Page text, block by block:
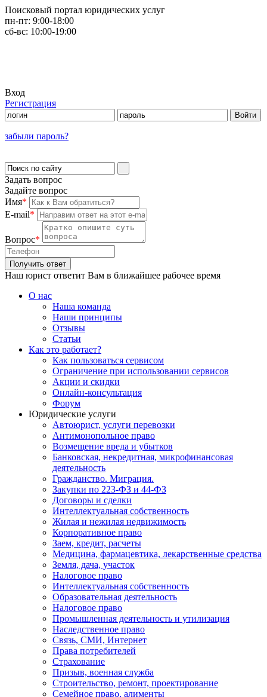
Поисковый портал юридических услуг
пн-пт: 9:00-18:00
сб-вс: 10:00-19:00
Вход
Регистрация
забыли пароль?
Задать вопрос
Задайте вопрос
Имя*
E-mail*
Вопрос*
Наш юрист ответит Вам в ближайшее рабочее время
О нас
Наша команда
Наши принципы
Отзывы
Статьи
Как это работает?
Как пользоваться сервисом
Ограничение при использовании сервисов
Акции и скидки
Онлайн-консультация
Форум
Юридические услуги
Автоюрист, услуги перевозки
Антимонопольное право
Возмещение вреда и убытков
Банковская, некредитная, микрофинансовая
деятельность
Гражданство. Миграция.
Закупки по 223-ФЗ и 44-ФЗ
Договоры и сделки
Интеллектуальная собственность
Жилая и нежилая недвижимость
Корпоративное право
Заем, кредит, расчеты
Медицина, фармацевтика, лекарственные средства
Земля, дача, участок
Налоговое право
Интеллектуальная собственность
Образовательная деятельность
Налоговое право
Промышленная деятельность и утилизация
Наследственное право
Связь, СМИ, Интернет
Права потребителей
Страхование
Призыв, военная служба
Строительство, ремонт, проектирование
Семейное право, алименты